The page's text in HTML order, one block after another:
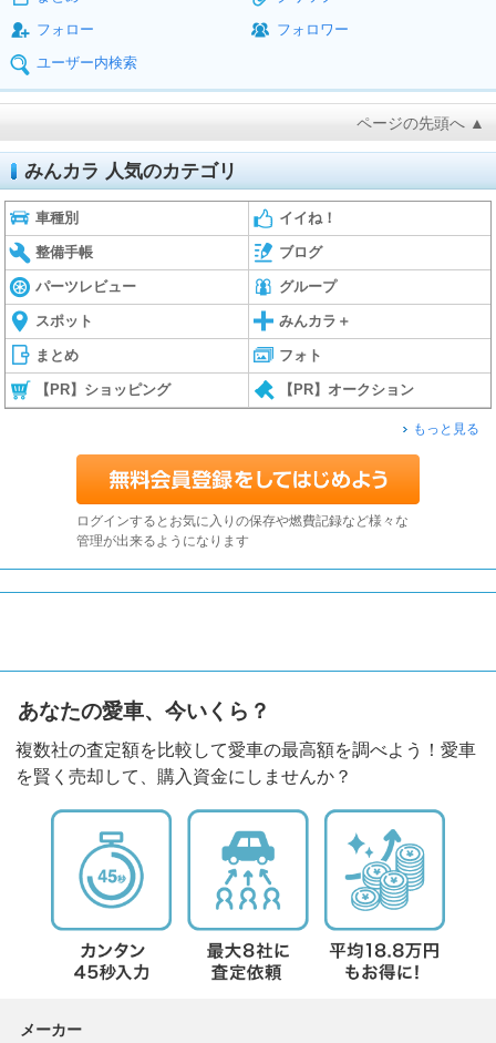
フォロー
フォロワー
ユーザー内検索
ページの先頭へ ▲
みんカラ 人気のカテゴリ
車種別 イイね！
整備手帳 ブログ
パーツレビュー グループ
スポット みんカラ＋
まとめ フォト
【PR】ショッピング 【PR】オークション
もっと見る
ログインするとお気に入りの保存や燃費記録など様々な
管理が出来るようになります
あなたの愛車、今いくら？
複数社の査定額を比較して愛車の最高額を調べよう！愛車
を賢く売却して、購入資金にしませんか？
メーカー